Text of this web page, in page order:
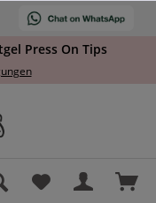
Press On Tips